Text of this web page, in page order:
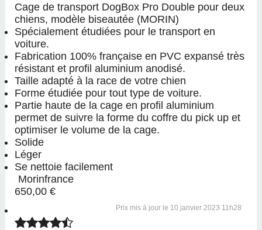
Cage de transport DogBox Pro Double pour deux
chiens, modèle biseautée (MORIN)
Spécialement étudiées pour le transport en
voiture.
Fabrication 100% française en PVC expansé très
résistant et profil aluminium anodisé.
Taille adapté à la race de votre chien
Forme étudiée pour tout type de voiture.
Partie haute de la cage en profil aluminium
permet de suivre la forme du coffre du pick up et
optimiser le volume de la cage.
Solide
Léger
Se nettoie facilement
Morinfrance
650,00 €
10 janvier 2023 11h28